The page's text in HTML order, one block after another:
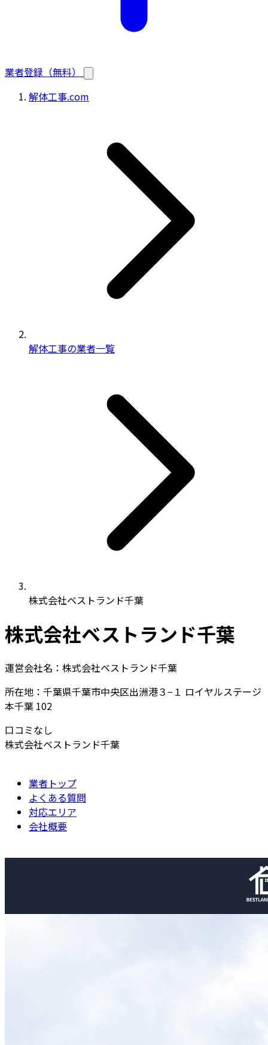
業者登録（無料）
解体工事.com
解体工事の業者一覧
株式会社ベストランド千葉
株式会社ベストランド千葉
運営会社名：株式会社ベストランド千葉
所在地：千葉県千葉市中央区出洲港３−１ ロイヤルステージ
本千葉 102
口コミなし
株式会社ベストランド千葉
業者トップ
よくある質問
対応エリア
会社概要